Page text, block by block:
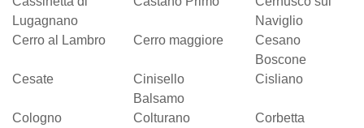
Lugagnano
Naviglio
Cerro al Lambro
Cerro maggiore
Cesano
Boscone
Cesate
Cinisello
Balsamo
Cisliano
Cologno
Colturano Corbetta